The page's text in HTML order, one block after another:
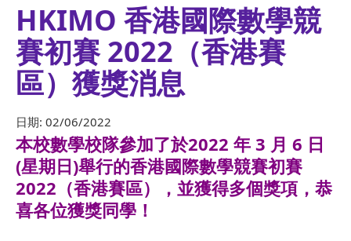
HKIMO 香港國際數學競
賽初賽 2022（香港賽
區）獲獎消息
日期: 02/06/2022
本校數學校隊參加了於2022 年 3 月 6 日
(星期日)舉行的香港國際數學競賽初賽
2022（香港賽區），並獲得多個獎項，恭
喜各位獲獎同學！